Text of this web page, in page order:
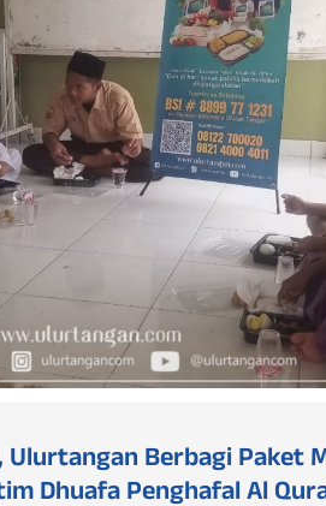
Ulurtangan Berbagi Paket
Dhuafa Penghafal Al